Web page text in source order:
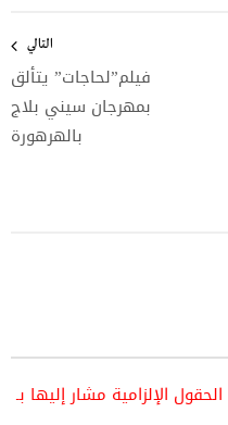
التالي
فيلم”لحاجات” يتألق
بمهرجان سيني بلاج
بالهرهورة
الحقول الإلزامية مشار إليها بـ